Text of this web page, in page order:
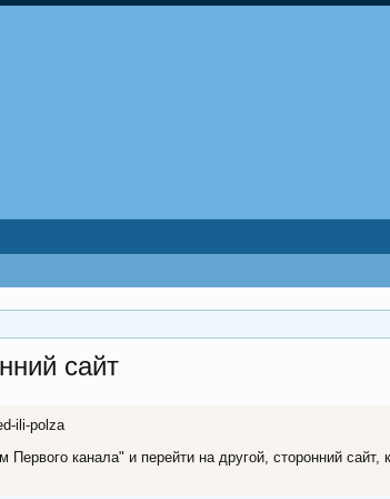
сайт
ili-polza
канала" и перейти на другой, сторонний